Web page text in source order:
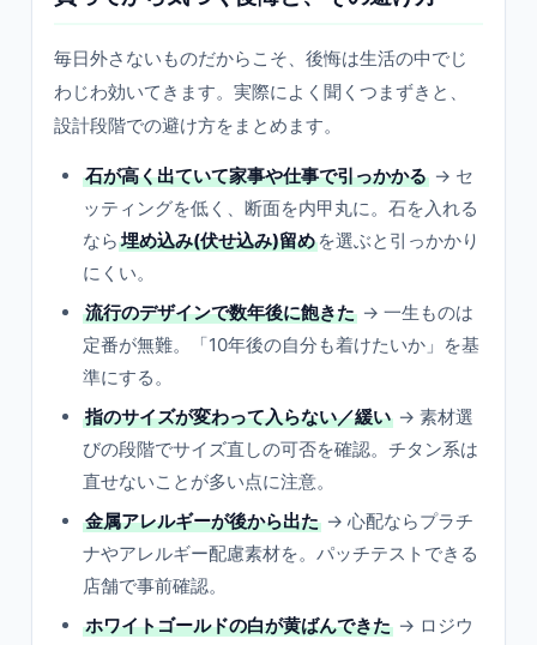
毎日外さないものだからこそ、後悔は生活の中でじ
わじわ効いてきます。実際によく聞くつまずきと、
設計段階での避け方をまとめます。
石が高く出ていて家事や仕事で引っかかる → セ
ッティングを低く、断面を内甲丸に。石を入れる
なら 埋め込み(伏せ込み)留め を選ぶと引っかかり
にくい。
流行のデザインで数年後に飽きた → 一生ものは
定番が無難。「10年後の自分も着けたいか」を基
準にする。
指のサイズが変わって入らない／緩い → 素材選
びの段階でサイズ直しの可否を確認。チタン系は
直せないことが多い点に注意。
金属アレルギーが後から出た → 心配ならプラチ
ナやアレルギー配慮素材を。パッチテストできる
店舗で事前確認。
ホワイトゴールドの白が黄ばんできた → ロジウ